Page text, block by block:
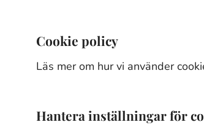
Cookie policy
Läs mer om hur vi använder
Hantera inställningar för